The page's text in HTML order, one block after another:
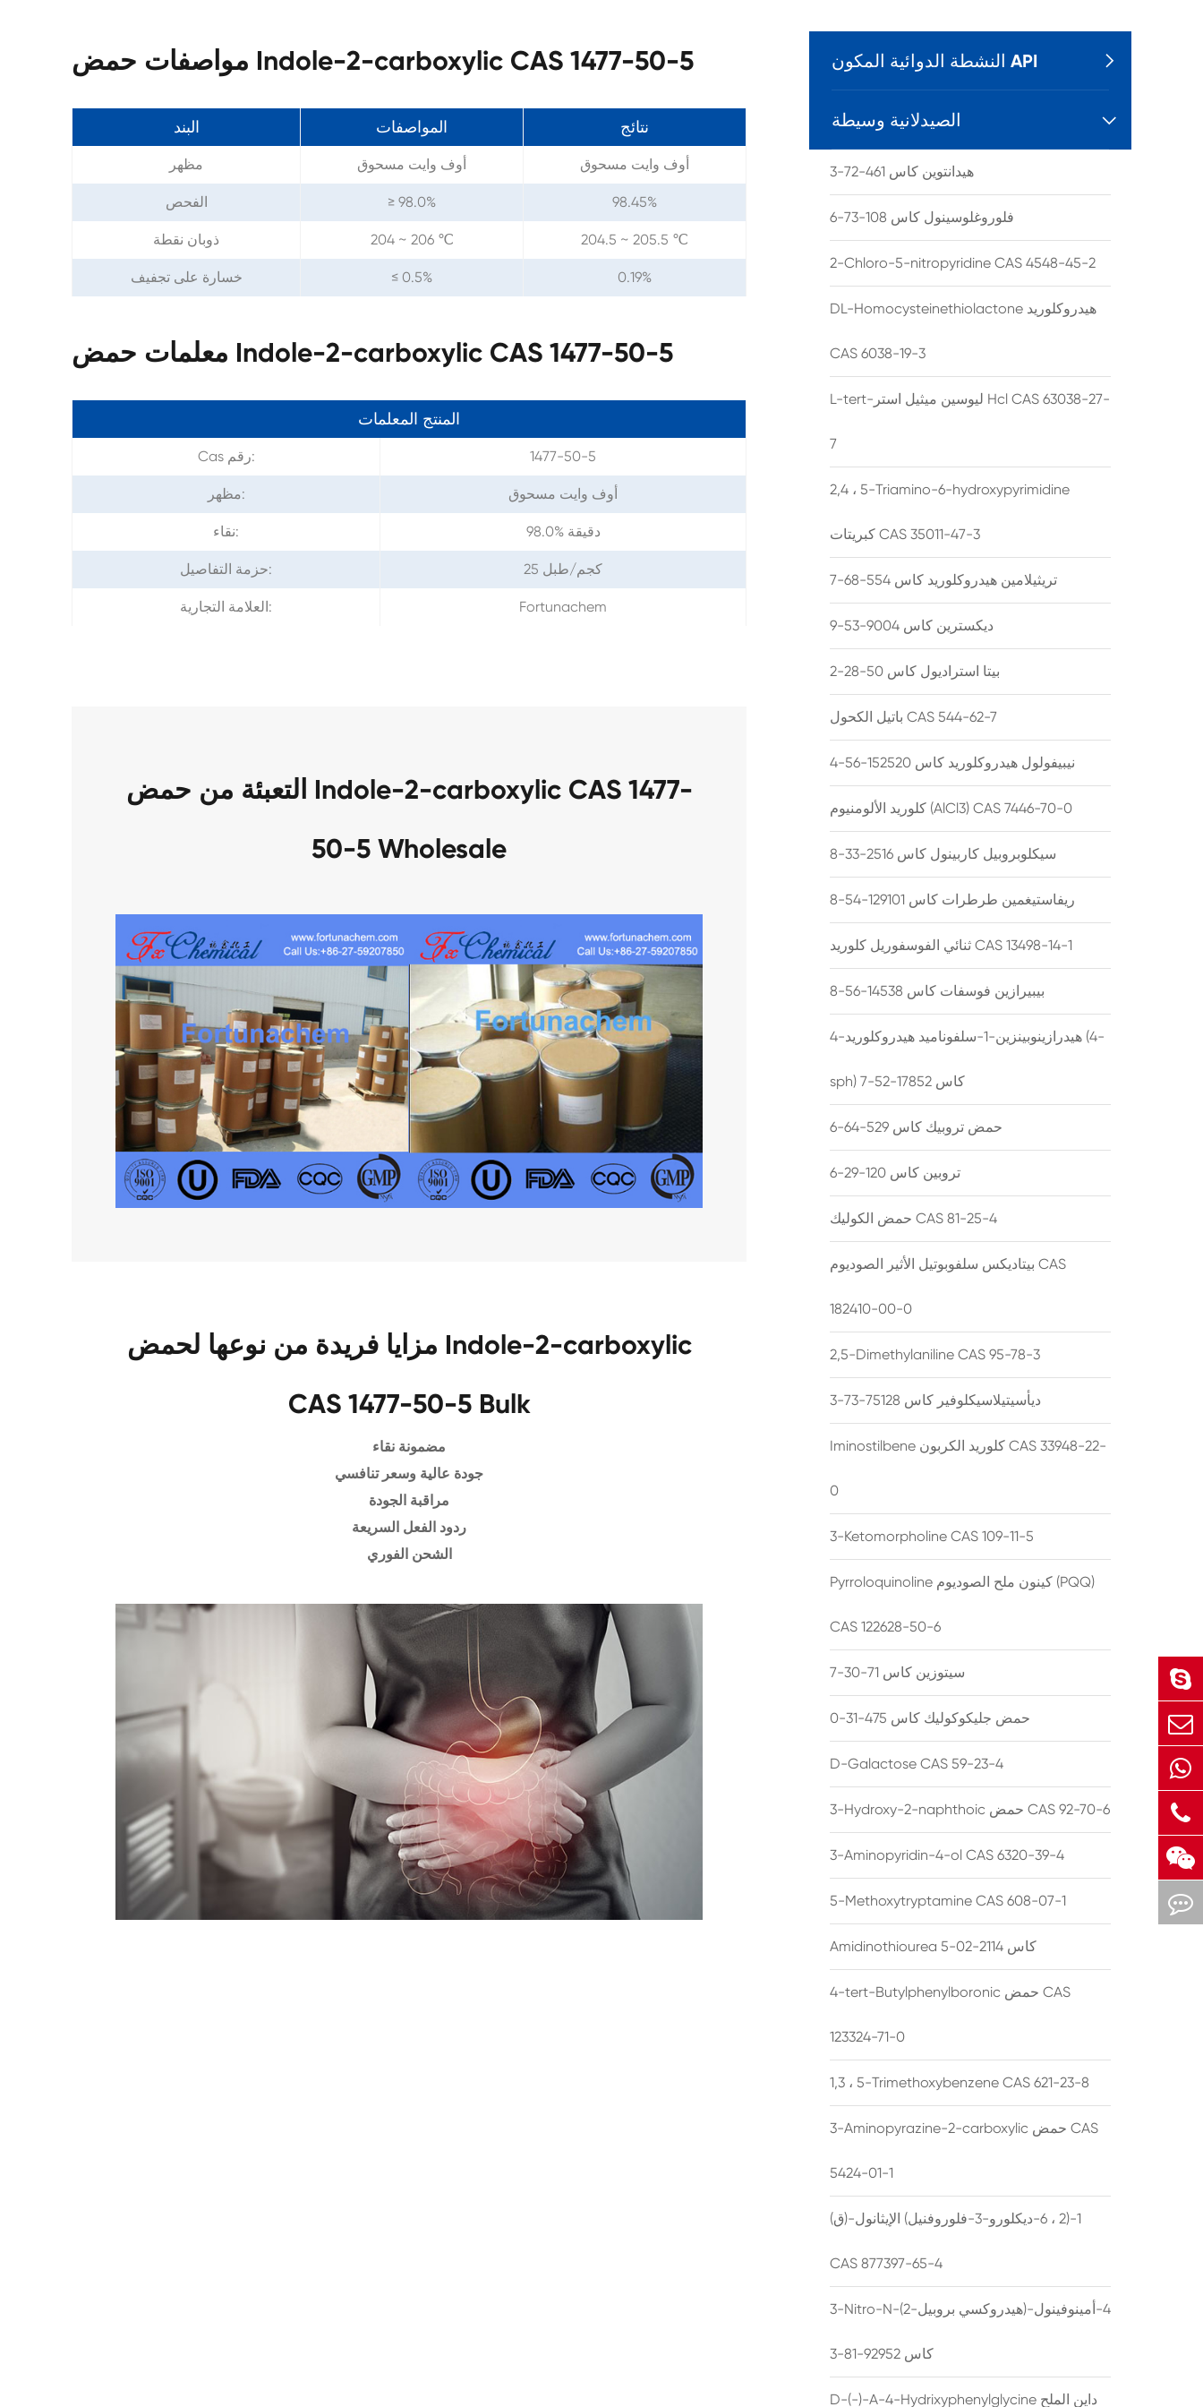
مواصفات حمض Indole-2-carboxylic CAS 1477-50-5
البند المواصفات نتائج
مظهر أوف وايت مسحوق أوف وايت مسحوق
الفحص ≥ 98.0% 98.45%
ذوبان نقطة 204 ~ 206 ℃ 204.5 ~ 205.5 ℃
خسارة على تجفيف ≤ 0.5% 0.19%
معلمات حمض Indole-2-carboxylic CAS 1477-50-5
المنتج المعلمات
Cas رقم: 1477-50-5
مظهر: أوف وايت مسحوق
نقاء: 98.0% دقيقة
حزمة التفاصيل: 25 كجم/طبل
العلامة التجارية: Fortunachem
التعبئة من حمض Indole-2-carboxylic CAS 1477-
50-5 Wholesale
مزايا فريدة من نوعها لحمض Indole-2-carboxylic
CAS 1477-50-5 Bulk
مضمونة نقاء
جودة عالية وسعر تنافسي
مراقبة الجودة
ردود الفعل السريعة
الشحن الفوري
النشطة الدوائية المكون API 
الصيدلانية وسيطة 
هيدانتوين كاس 461-72-3
فلوروغلوسينول كاس 108-73-6
2-Chloro-5-nitropyridine CAS 4548-45-2
DL-Homocysteinethiolactone هيدروكلوريد
CAS 6038-19-3
L-tert-ليوسين ميثيل استر Hcl CAS 63038-27-
7
2,4 ، 5-Triamino-6-hydroxypyrimidine
كبريتات CAS 35011-47-3
تريثيلامين هيدروكلوريد كاس 554-68-7
ديكسترين كاس 9004-53-9
بيتا استراديول كاس 50-28-2
باتيل الكحول CAS 544-62-7
نيبيفولول هيدروكلوريد كاس 152520-56-4
كلوريد الألومنيوم (AlCl3) CAS 7446-70-0
سيكلوبروبيل كاربينول كاس 2516-33-8
ريفاستيغمين طرطرات كاس 129101-54-8
ثنائي الفوسفوريل كلوريد CAS 13498-14-1
بيبيرازين فوسفات كاس 14538-56-8
4-هيدرازينوبينزين-1-سلفوناميد هيدروكلوريد (4-
sph) كاس 17852-52-7
حمض تروبيك كاس 529-64-6
تروبين كاس 120-29-6
حمض الكوليك CAS 81-25-4
بيتاديكس سلفوبوتيل الأثير الصوديوم CAS
182410-00-0
2,5-Dimethylaniline CAS 95-78-3
ديأسيتيلاسيكلوفير كاس 75128-73-3
Iminostilbene كلوريد الكربون CAS 33948-22-
0
3-Ketomorpholine CAS 109-11-5
Pyrroloquinoline كينون ملح الصوديوم (PQQ)
CAS 122628-50-6
سيتوزين كاس 71-30-7
حمض جليكوكوليك كاس 475-31-0
D-Galactose CAS 59-23-4
3-Hydroxy-2-naphthoic حمض CAS 92-70-6
3-Aminopyridin-4-ol CAS 6320-39-4
5-Methoxytryptamine CAS 608-07-1
Amidinothiourea كاس 2114-02-5
4-tert-Butylphenylboronic حمض CAS
123324-71-0
1,3 ، 5-Trimethoxybenzene CAS 621-23-8
3-Aminopyrazine-2-carboxylic حمض CAS
5424-01-1
(ق)-1-(2 ، 6-ديكلورو-3-فلوروفنيل) الإيثانول
CAS 877397-65-4
3-Nitro-N-(2-هيدروكسي بروبيل)-4-أمينوفينول
كاس 92952-81-3
D-(-)-A-4-Hydrixyphenylglycine داين الملح